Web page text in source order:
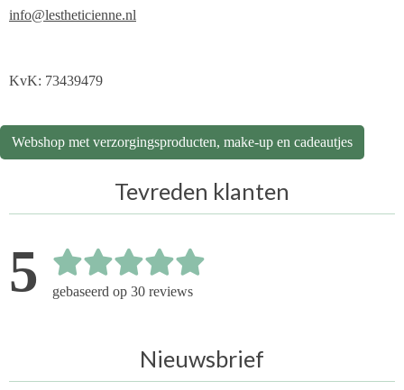
info@lestheticienne.nl
KvK: 73439479
Webshop met verzorgingsproducten, make-up en cadeautjes
Tevreden klanten
5 gebaseerd op 30 reviews
Nieuwsbrief